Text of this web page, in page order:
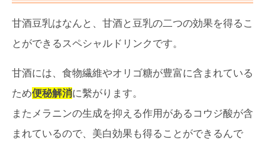
甘酒豆乳はなんと、甘酒と豆乳の二つの効果を得るこ
とができるスペシャルドリンクです。
甘酒には、食物繊維やオリゴ糖が豊富に含まれている
ため便秘解消に繫がります。
またメラニンの生成を抑える作用があるコウジ酸が含
まれているので、美白効果も得ることができるんで